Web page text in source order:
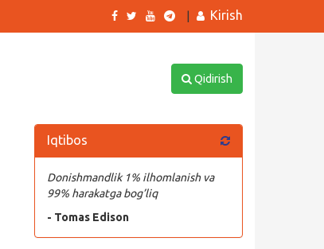
Kirish
Qidirish
Iqtibos
Donishmandlik 1% ilhomlanish va
99% harakatga bog’liq
- Tomas Edison